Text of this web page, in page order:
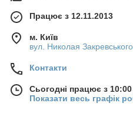
Працює з 12.11.2013
м. Київ
вул. Николая
Контакти
Сьогодні працює з
Показати весь графік